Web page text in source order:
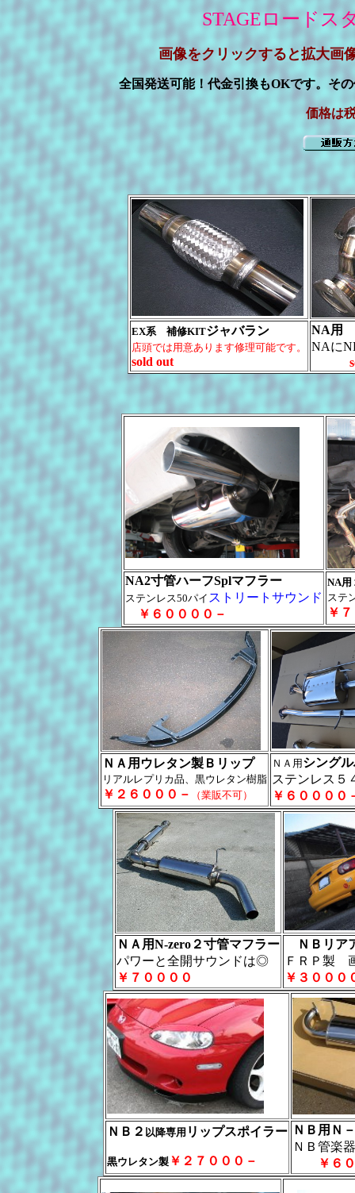
STAGEロードス
画像をクリックすると拡大画
全国発送可能！代金引換もOKです。そ
価格は
EX系 補修KITジャバラン
店頭では用意あります修理可能です。
sold out
NA
NAに
NA2寸管ハーフSplマフラー
ステンレス50パイ ストリートサウンド
￥６００００－
NA用
ステ
￥
ＮＡ用ウレタン製Ｂリップ
リアルレプリカ品、黒ウレタン樹脂
￥２６０００－ （業販不可）
ＮＡ用 シング
ステンレス５
￥６００００
ＮＡ用N-zero２寸管マフラー
パワーと全開サウンドは◎
￥７００００
ＮＢリア
ＦＲＰ製
￥３０００
ＮＢ２ 以降専用 リップスポイラー
黒ウレタン製￥２７０００－
ＮＢ用Ｎ
ＮＢ管楽
￥６０